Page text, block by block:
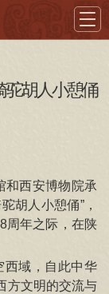
胡人小憩俑
西安博物院承
胡人小憩俑”，
周年之际，在陕
域，自此中华
方文明的交流与